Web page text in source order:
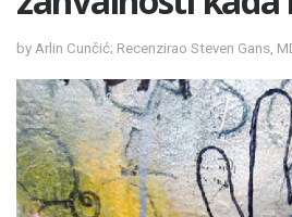
by Arlin Cunčić; Recenzirao Steven Gans,